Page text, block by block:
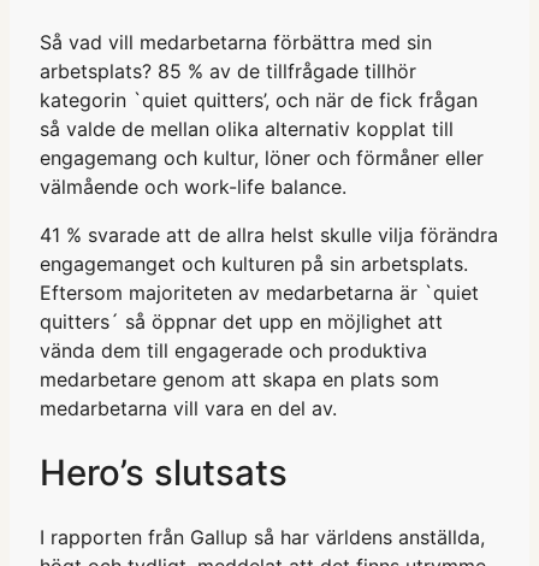
Så vad vill medarbetarna förbättra med sin
arbetsplats? 85 % av de tillfrågade tillhör
kategorin `quiet quitters’, och när de fick frågan
så valde de mellan olika alternativ kopplat till
engagemang och kultur, löner och förmåner eller
välmående och work-life balance.
41 % svarade att de allra helst skulle vilja förändra
engagemanget och kulturen på sin arbetsplats.
Eftersom majoriteten av medarbetarna är `quiet
quitters´ så öppnar det upp en möjlighet att
vända dem till engagerade och produktiva
medarbetare genom att skapa en plats som
medarbetarna vill vara en del av.
Hero’s slutsats
I rapporten från Gallup så har världens anställda,